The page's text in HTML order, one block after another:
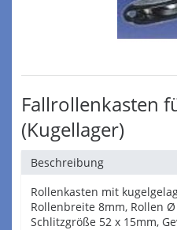
Fallrollenkasten
(Kugellager)
Beschreibung
Rollenkasten mit
Rollenbreite 8mm, Rollen
Schlitzgröße 52 x 15mm,